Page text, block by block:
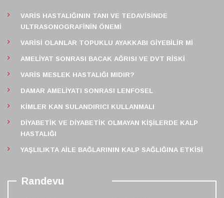
VARIS HASTALIĞININ TANI VE TEDAVISINDE
ULTRASONOGRAFININ ÖNEMI
VARISI OLANLAR TOPUKLU AYAKKABI GIYEBILIR MI
AMELIYAT SONRASI BACAK AĞRISI VE DVT RISKI
VARIS MESLEK HASTALIĞI MIDIR?
DAMAR AMELIYATI SONRASI LENFOSEL
KIMLER KAN SULANDIRICI KULLANMALI
DIYABETIK VE DIYABETIK OLMAYAN KIŞILERDE KALP
HASTALIĞI
YAŞLILIKTA AILE BAĞLARININ KALP SAĞLIĞINA ETKISI
Randevu